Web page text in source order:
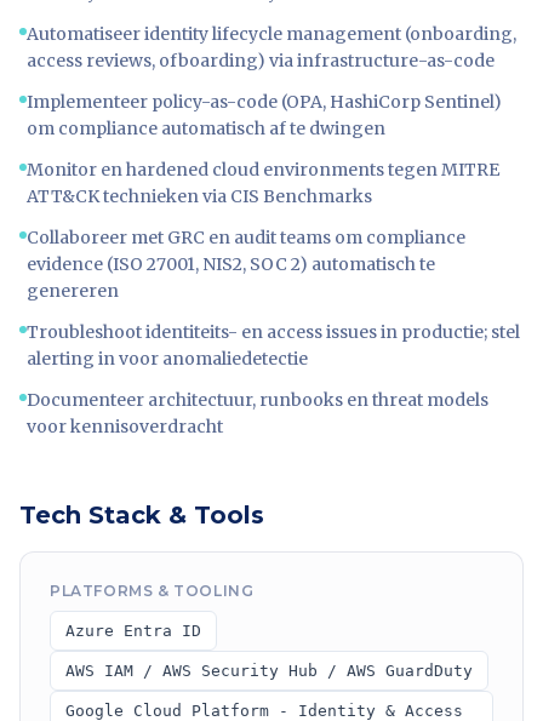
Automatiseer identity lifecycle management (onboarding,
access reviews, ofboarding) via infrastructure-as-code
Implementeer policy-as-code (OPA, HashiCorp Sentinel)
om compliance automatisch af te dwingen
Monitor en hardened cloud environments tegen MITRE
ATT&CK technieken via CIS Benchmarks
Collaboreer met GRC en audit teams om compliance
evidence (ISO 27001, NIS2, SOC 2) automatisch te
genereren
Troubleshoot identiteits- en access issues in productie; stel
alerting in voor anomaliedetectie
Documenteer architectuur, runbooks en threat models
voor kennisoverdracht
Tech Stack & Tools
PLATFORMS & TOOLING
Azure Entra ID
AWS IAM / AWS Security Hub / AWS GuardDuty
Google Cloud Platform - Identity & Access